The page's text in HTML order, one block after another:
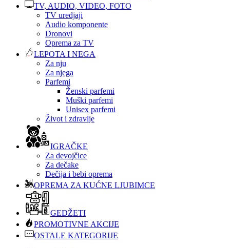
TV, AUDIO, VIDEO, FOTO
TV uredjaji
Audio komponente
Dronovi
Oprema za TV
LEPOTA I NEGA
Za nju
Za njega
Parfemi
Ženski parfemi
Muški parfemi
Unisex parfemi
Život i zdravlje
IGRAČKE
Za devojčice
Za dečake
Dečija i bebi oprema
OPREMA ZA KUĆNE LJUBIMCE
GEDŽETI
PROMOTIVNE AKCIJE
OSTALE KATEGORIJE